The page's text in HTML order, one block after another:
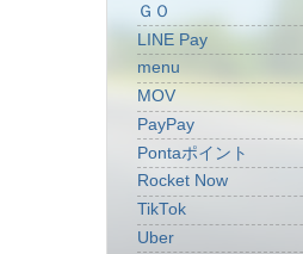
ＧＯ
LINE Pay
menu
MOV
PayPay
Pontaポイント
Rocket Now
TikTok
Uber